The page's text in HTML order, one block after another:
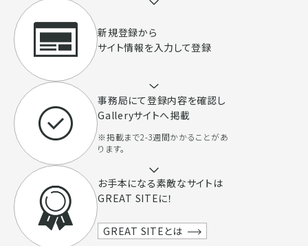
新規登録から
サイト情報を入力して登録
事務局にて登録内容を確認し
Galleryサイトへ掲載
※掲載まで2-3週間かかることがあ
ります。
お手本になる素敵なサイトは
GREAT SITEに！
GREAT SITEとは